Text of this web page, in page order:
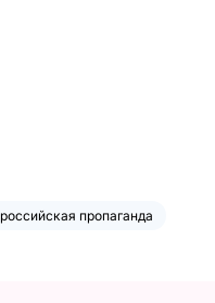
российская пропаганда